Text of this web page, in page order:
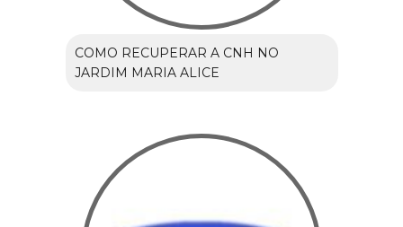
COMO RECUPERAR A CNH NO
JARDIM MARIA ALICE